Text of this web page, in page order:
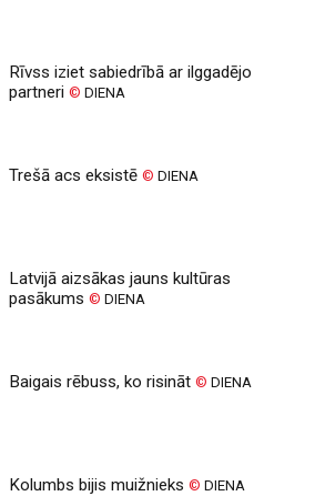
Rīvss iziet sabiedrībā ar ilggadējo
partneri© DIENA
Trešā acs eksistē© DIENA
Latvijā aizsākas jauns kultūras
pasākums© DIENA
Baigais rēbuss, ko risināt© DIENA
Kolumbs bijis muižnieks© DIENA